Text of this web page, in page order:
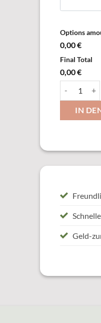
Options
0,00 €
Final Total
0,00 €
IN
Geld-